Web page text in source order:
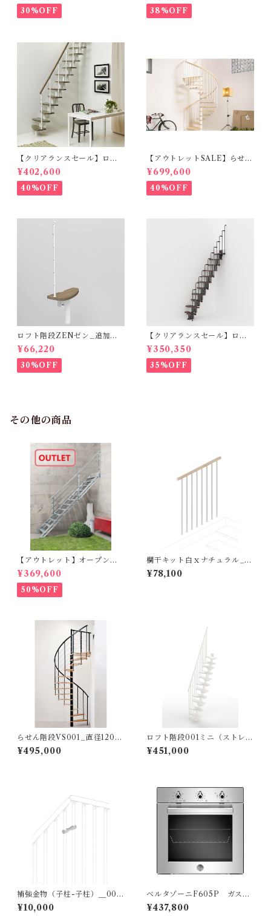
30%OFF
71～309ｃｍ】
38%OFF
【クリアランスセール】ロフ
ト階段ZEN_ハバナダーク
（標準キット）
¥402,600
40%OFF
【アウトレットSALE】らせん
階段RING_φ178cm（標準キ
ット）ホワイト＆ライト
¥699,600
40%OFF
ロフト階段ZENゼン_追加ス
テップ_ハバナダーク（オプシ
ョン）
¥66,220
30%OFF
【クリアランスセール】ロフ
ト階段 KARINAカリーナ（標
準キット）
¥350,350
35%OFF
その他の商品
【アウトレット】オープン階
段POPZINK（13段上がり標
準キット）
¥369,600
50%OFF
欄干キット白ｘナチュラル_0
01ミニ、002ホーラ（木製手
摺）、006ノック、007テク
¥78,100
らせん階段VS001_直径120㎝
_ブラックxナチュラル
¥495,000
ロフト階段001ミニ（ストレー
ト/標準キット）
¥451,000
補強金物（子柱-子柱）＿001
ミニ、002ホーラ、003メタ
ル、006ノック、007テクラ、
¥10,000
ベルタゾーニF605P ガスオ
ーブン イタリア製
¥437,800